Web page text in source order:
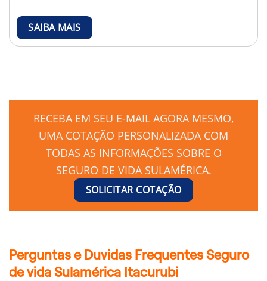
SAIBA MAIS
RECEBA EM SEU E-MAIL AGORA MESMO,
UMA COTAÇÃO PERSONALIZADA COM
TODAS AS INFORMAÇÕES SOBRE O
SEGURO DE VIDA SULAMÉRICA.
SOLICITAR COTAÇÃO
Perguntas e Duvidas Frequentes Seguro
de vida Sulamérica Itacurubi